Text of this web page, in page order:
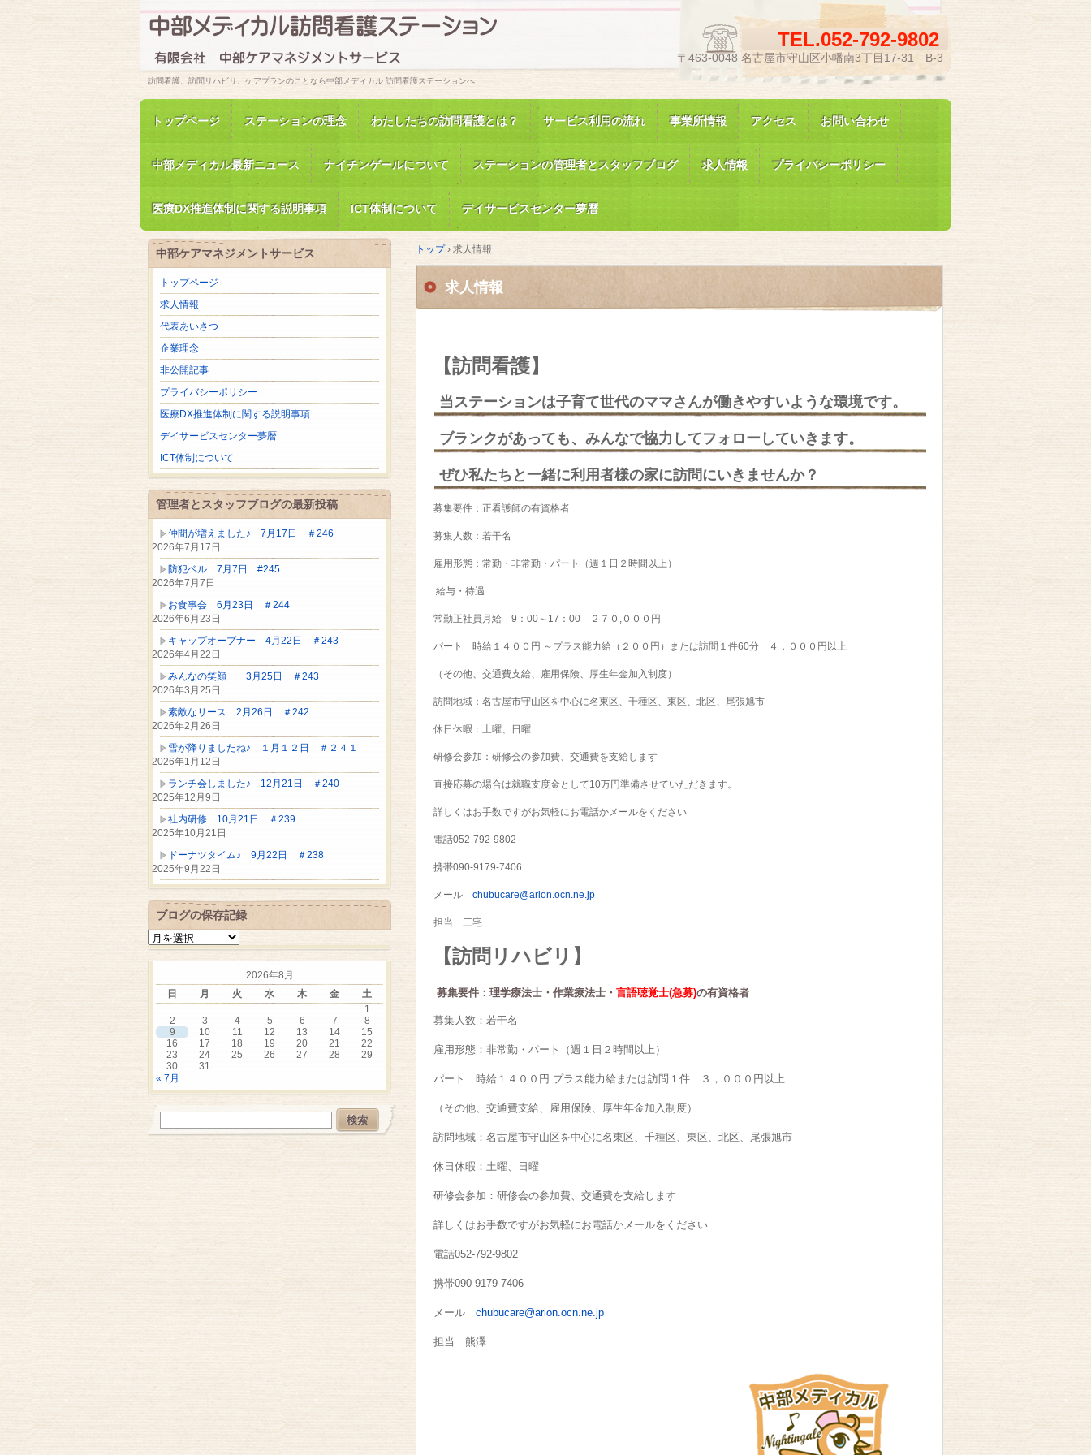
訪問看護、訪問リハビリ、ケアプランのことなら中部メディカル 訪問看護ステーションへ
TEL.052-792-9802
〒463-0048 名古屋市守山区小幡南3丁目17-31 B-3
トップページ ステーションの理念 わたしたちの訪問看護とは？ サービス利用の流れ 事業所情報 アクセス お問い合わせ
中部メディカル最新ニュース ナイチンゲールについて ステーションの管理者とスタッフブログ 求人情報 プライバシーポリシー
医療DX推進体制に関する説明事項 ICT体制について デイサービスセンター夢暦
トップ› 求人情報
求人情報
【訪問看護】
当ステーションは子育て世代のママさんが働きやすいような環境です。
ブランクがあっても、みんなで協力してフォローしていきます。
ぜひ私たちと一緒に利用者様の家に訪問にいきませんか？
募集要件：正看護師の有資格者
募集人数：若干名
雇用形態：常勤・非常勤・パート（週１日２時間以上）
給与・待遇
常勤正社員月給 9：00～17：00 ２７０,０００円
パート 時給１４００円 ～プラス能力給（２００円）または訪問１件60分 ４，０００円以上
（その他、交通費支給、雇用保険、厚生年金加入制度）
訪問地域：名古屋市守山区を中心に名東区、千種区、東区、北区、尾張旭市
休日休暇：土曜、日曜
研修会参加：研修会の参加費、交通費を支給します
直接応募の場合は就職支度金として10万円準備させていただきます。
詳しくはお手数ですがお気軽にお電話かメールをください
電話052-792-9802
携帯090-9179-7406
メールchubucare@arion.ocn.ne.jp
担当 三宅
【訪問リハビリ】
募集要件：理学療法士・作業療法士・ 言語聴覚士(急募)の有資格者
募集人数：若干名
雇用形態：非常勤・パート（週１日２時間以上）
パート 時給１４００円 プラス能力給または訪問１件 ３，０００円以上
（その他、交通費支給、雇用保険、厚生年金加入制度）
訪問地域：名古屋市守山区を中心に名東区、千種区、東区、北区、尾張旭市
休日休暇：土曜、日曜
研修会参加：研修会の参加費、交通費を支給します
詳しくはお手数ですがお気軽にお電話かメールをください
電話052-792-9802
携帯090-9179-7406
メールchubucare@arion.ocn.ne.jp
担当 熊澤
中部ケアマネジメントサービス
トップページ
求人情報
代表あいさつ
企業理念
非公開記事
プライバシーポリシー
医療DX推進体制に関する説明事項
デイサービスセンター夢暦
ICT体制について
管理者とスタッフブログの最新投稿
仲間が増えました♪ 7月17日 ＃246
2026年7月17日
防犯ベル 7月7日 #245
2026年7月7日
お食事会 6月23日 ＃244
2026年6月23日
キャップオープナー 4月22日 ＃243
2026年4月22日
みんなの笑顔 3月25日 ＃243
2026年3月25日
素敵なリース 2月26日 ＃242
2026年2月26日
雪が降りましたね♪ １月１２日 ＃２４１
2026年1月12日
ランチ会しました♪ 12月21日 ＃240
2025年12月9日
社内研修 10月21日 ＃239
2025年10月21日
ドーナツタイム♪ 9月22日 ＃238
2025年9月22日
ブログの保存記録
ブ
ロ
グ
存
録
2026年8月
日
月 火 水 木 金
土
1
2
3 4 5 6 7
8
9
10 11 12 13 14
15
16
17 18 19 20 21
22
23
24 25 26 27 28
29
30
31
« 7月